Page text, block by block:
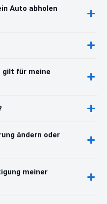
Auto abholen
gilt für meine
ändern oder
meiner